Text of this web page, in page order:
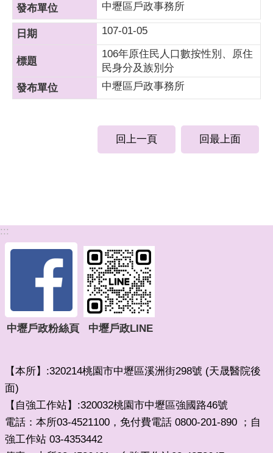
中壢區戶政事務所
107-01-05
106年原住民人口數按性別、原住
民身分及族別分
中壢區戶政事務所
回上一頁 回最上面
:::
中壢戶政粉絲頁 中壢戶政LINE
【本所】:320214桃園市中壢區溪洲街298號 (天晟醫院後
面)
【自強工作站】:320032桃園市中壢區強國路46號
電話：本所03-4521100，免付費電話 0800-201-890 ；自
強工作站 03-4353442